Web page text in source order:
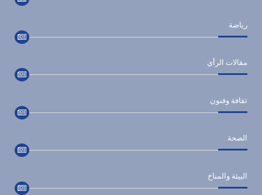
رياضة
مقالات الرأي
ثقافة وفنون
الصحة
البيئة والمناخ